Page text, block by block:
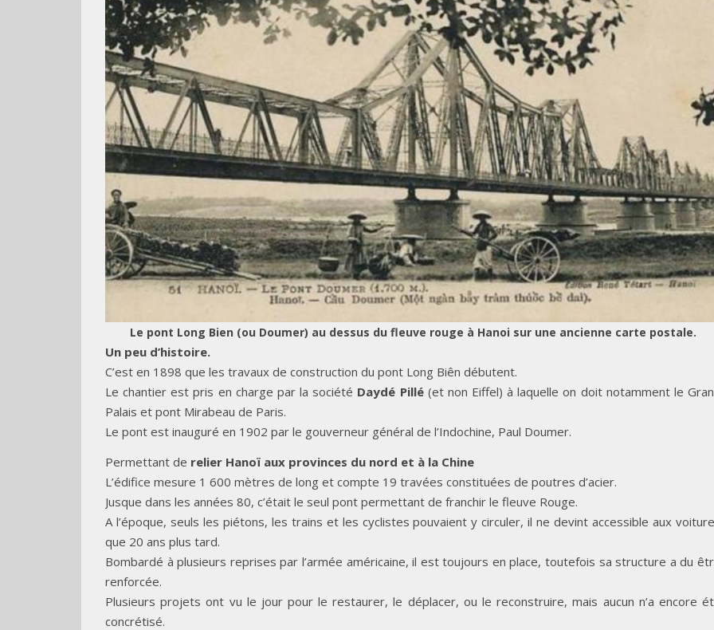
Le pont Long Bien (ou Doumer) au dessus du fleuve rouge à Hanoi sur une ancienne carte postale.
Un peu d’histoire.
C’est en 1898 que les travaux de construction du pont Long Biên débutent.
Le chantier est pris en charge par la société Daydé Pillé (et non Eiffel) à laquelle on doit notamment le
Palais et pont Mirabeau de Paris.
Le pont est inauguré en 1902 par le gouverneur général de l’Indochine, Paul Doumer.
Permettant de relier Hanoï aux provinces du nord et à la Chine
L’édifice mesure 1 600 mètres de long et compte 19 travées constituées de poutres d’acier.
Jusque dans les années 80, c’était le seul pont permettant de franchir le fleuve Rouge.
A l’époque, seuls les piétons, les trains et les cyclistes pouvaient y circuler, il ne devint accessible aux
que 20 ans plus tard.
Bombardé à plusieurs reprises par l’armée américaine, il est toujours en place, toutefois sa structure a du
renforcée.
Plusieurs projets ont vu le jour pour le restaurer, le déplacer, ou le reconstruire, mais aucun n’a encore
concrétisé.